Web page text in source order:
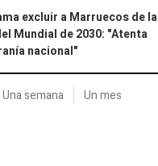
excluir a Marruecos de la
Mundial de 2030: "Atenta
nacional"
Una semana Un mes